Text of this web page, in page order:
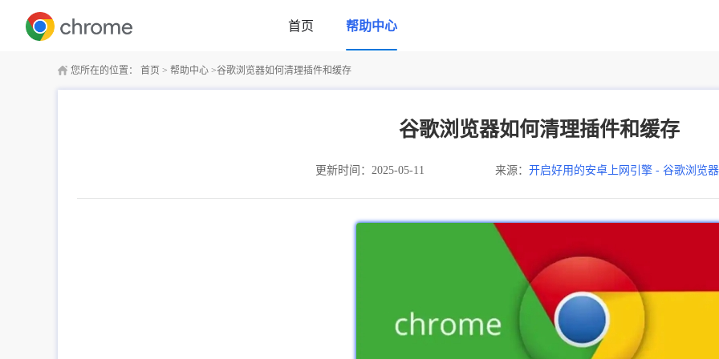
首页 帮助中心
您所在的位置： 首页 > 帮助中心 >谷歌浏览器如何清理插件和缓存
谷歌浏览器如何清理插件和缓存
更新时间：2025-05-11 来源： 开启好用的安卓上网引擎 - 谷歌浏览